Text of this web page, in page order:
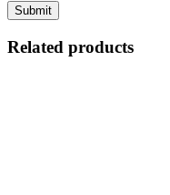
Related products